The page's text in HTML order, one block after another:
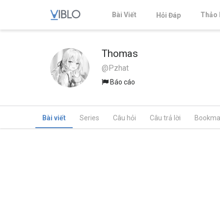
Bài Viết Hỏi Đáp Thảo
Thomas
@Pzhat
Báo cáo
Bài viết Series Câu hỏi Câu trả lời